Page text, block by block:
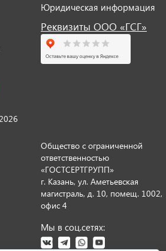
Юридическая информация
Реквизиты ООО «ГСГ»
Общество с ограниченной
ответственностью
«ГОСТСЕРТГРУПП»
г. Казань, ул. Аметьевская
магистраль, д. 10, помещ. 1002,
офис 4
Мы в соц.сетях: